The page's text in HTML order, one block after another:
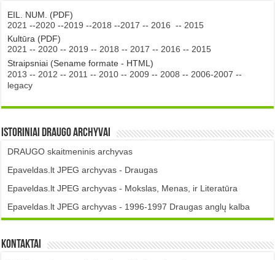
EIL. NUM. (PDF)
2021 --2020 --2019 --2018 --2017 -- 2016 -- 2015
Kultūra (PDF)
2021 -- 2020 -- 2019 -- 2018 -- 2017 -- 2016 -- 2015
Straipsniai (Sename formate - HTML)
2013 -- 2012 -- 2011 -- 2010 -- 2009 -- 2008 -- 2006-2007 --
legacy
Istoriniai DRAUGO Archyvai
DRAUGO skaitmeninis archyvas
Epaveldas.lt JPEG archyvas - Draugas
Epaveldas.lt JPEG archyvas - Mokslas, Menas, ir Literatūra
Epaveldas.lt JPEG archyvas - 1996-1997 Draugas anglų kalba
Kontaktai